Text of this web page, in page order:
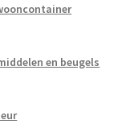
en beugels